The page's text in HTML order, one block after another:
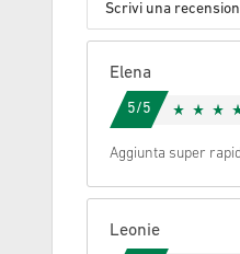
Scrivi una
Elena
5/5
Aggiunta super
Leonie